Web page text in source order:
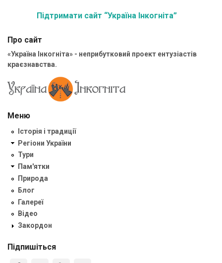
Підтримати сайт “Україна Інкогніта”
Про сайт
«Україна Інкогніта» - неприбутковий проект ентузіастів
краєзнавства.
Меню
Історія і традиції
Регіони України
Тури
Пам'ятки
Природа
Блог
Галереї
Відео
Закордон
Підпишіться